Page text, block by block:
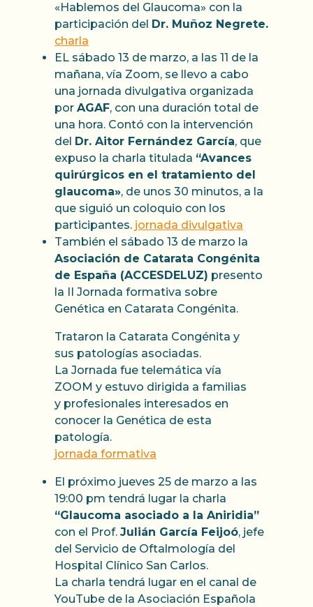
«Hablemos del Glaucoma» con la
participación del Dr. Muñoz Negrete.
charla
EL sábado 13 de marzo, a las 11 de la
mañana, vía Zoom, se llevo a cabo
una jornada divulgativa organizada
por AGAF, con una duración total de
una hora. Contó con la intervención
del Dr. Aitor Fernández García, que
expuso la charla titulada “Avances
quirúrgicos en el tratamiento del
glaucoma», de unos 30 minutos, a la
que siguió un coloquio con los
participantes. jornada divulgativa
También el sábado 13 de marzo la
Asociación de Catarata Congénita
de España (ACCESDELUZ) presento
la II Jornada formativa sobre
Genética en Catarata Congénita.
Trataron la Catarata Congénita y
sus patologías asociadas.
La Jornada fue telemática vía
ZOOM y estuvo dirigida a familias
y profesionales interesados en
conocer la Genética de esta
patología.
jornada formativa
El próximo jueves 25 de marzo a las
19:00 pm tendrá lugar la charla
“Glaucoma asociado a la Aniridia”
con el Prof. Julián García Feijoó, jefe
del Servicio de Oftalmología del
Hospital Clínico San Carlos.
La charla tendrá lugar en el canal de
YouTube de la Asociación Española